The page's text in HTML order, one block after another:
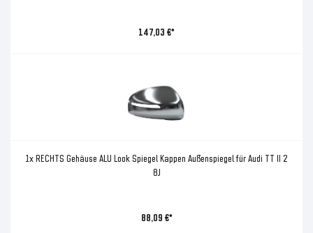
147,03 €*
1x RECHTS Gehäuse ALU Look Spiegel Kappen Außenspiegel für Audi TT II 2
8J
88,09 €*